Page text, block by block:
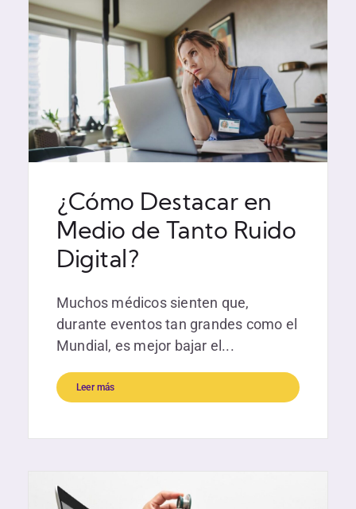
¿Cómo Destacar en
Medio de Tanto Ruido
Digital?
Muchos médicos sienten que,
durante eventos tan grandes como el
Mundial, es mejor bajar el...
Leer más